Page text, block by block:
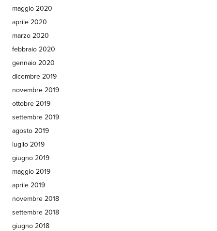
maggio 2020
aprile 2020
marzo 2020
febbraio 2020
gennaio 2020
dicembre 2019
novembre 2019
ottobre 2019
settembre 2019
agosto 2019
luglio 2019
giugno 2019
maggio 2019
aprile 2019
novembre 2018
settembre 2018
giugno 2018